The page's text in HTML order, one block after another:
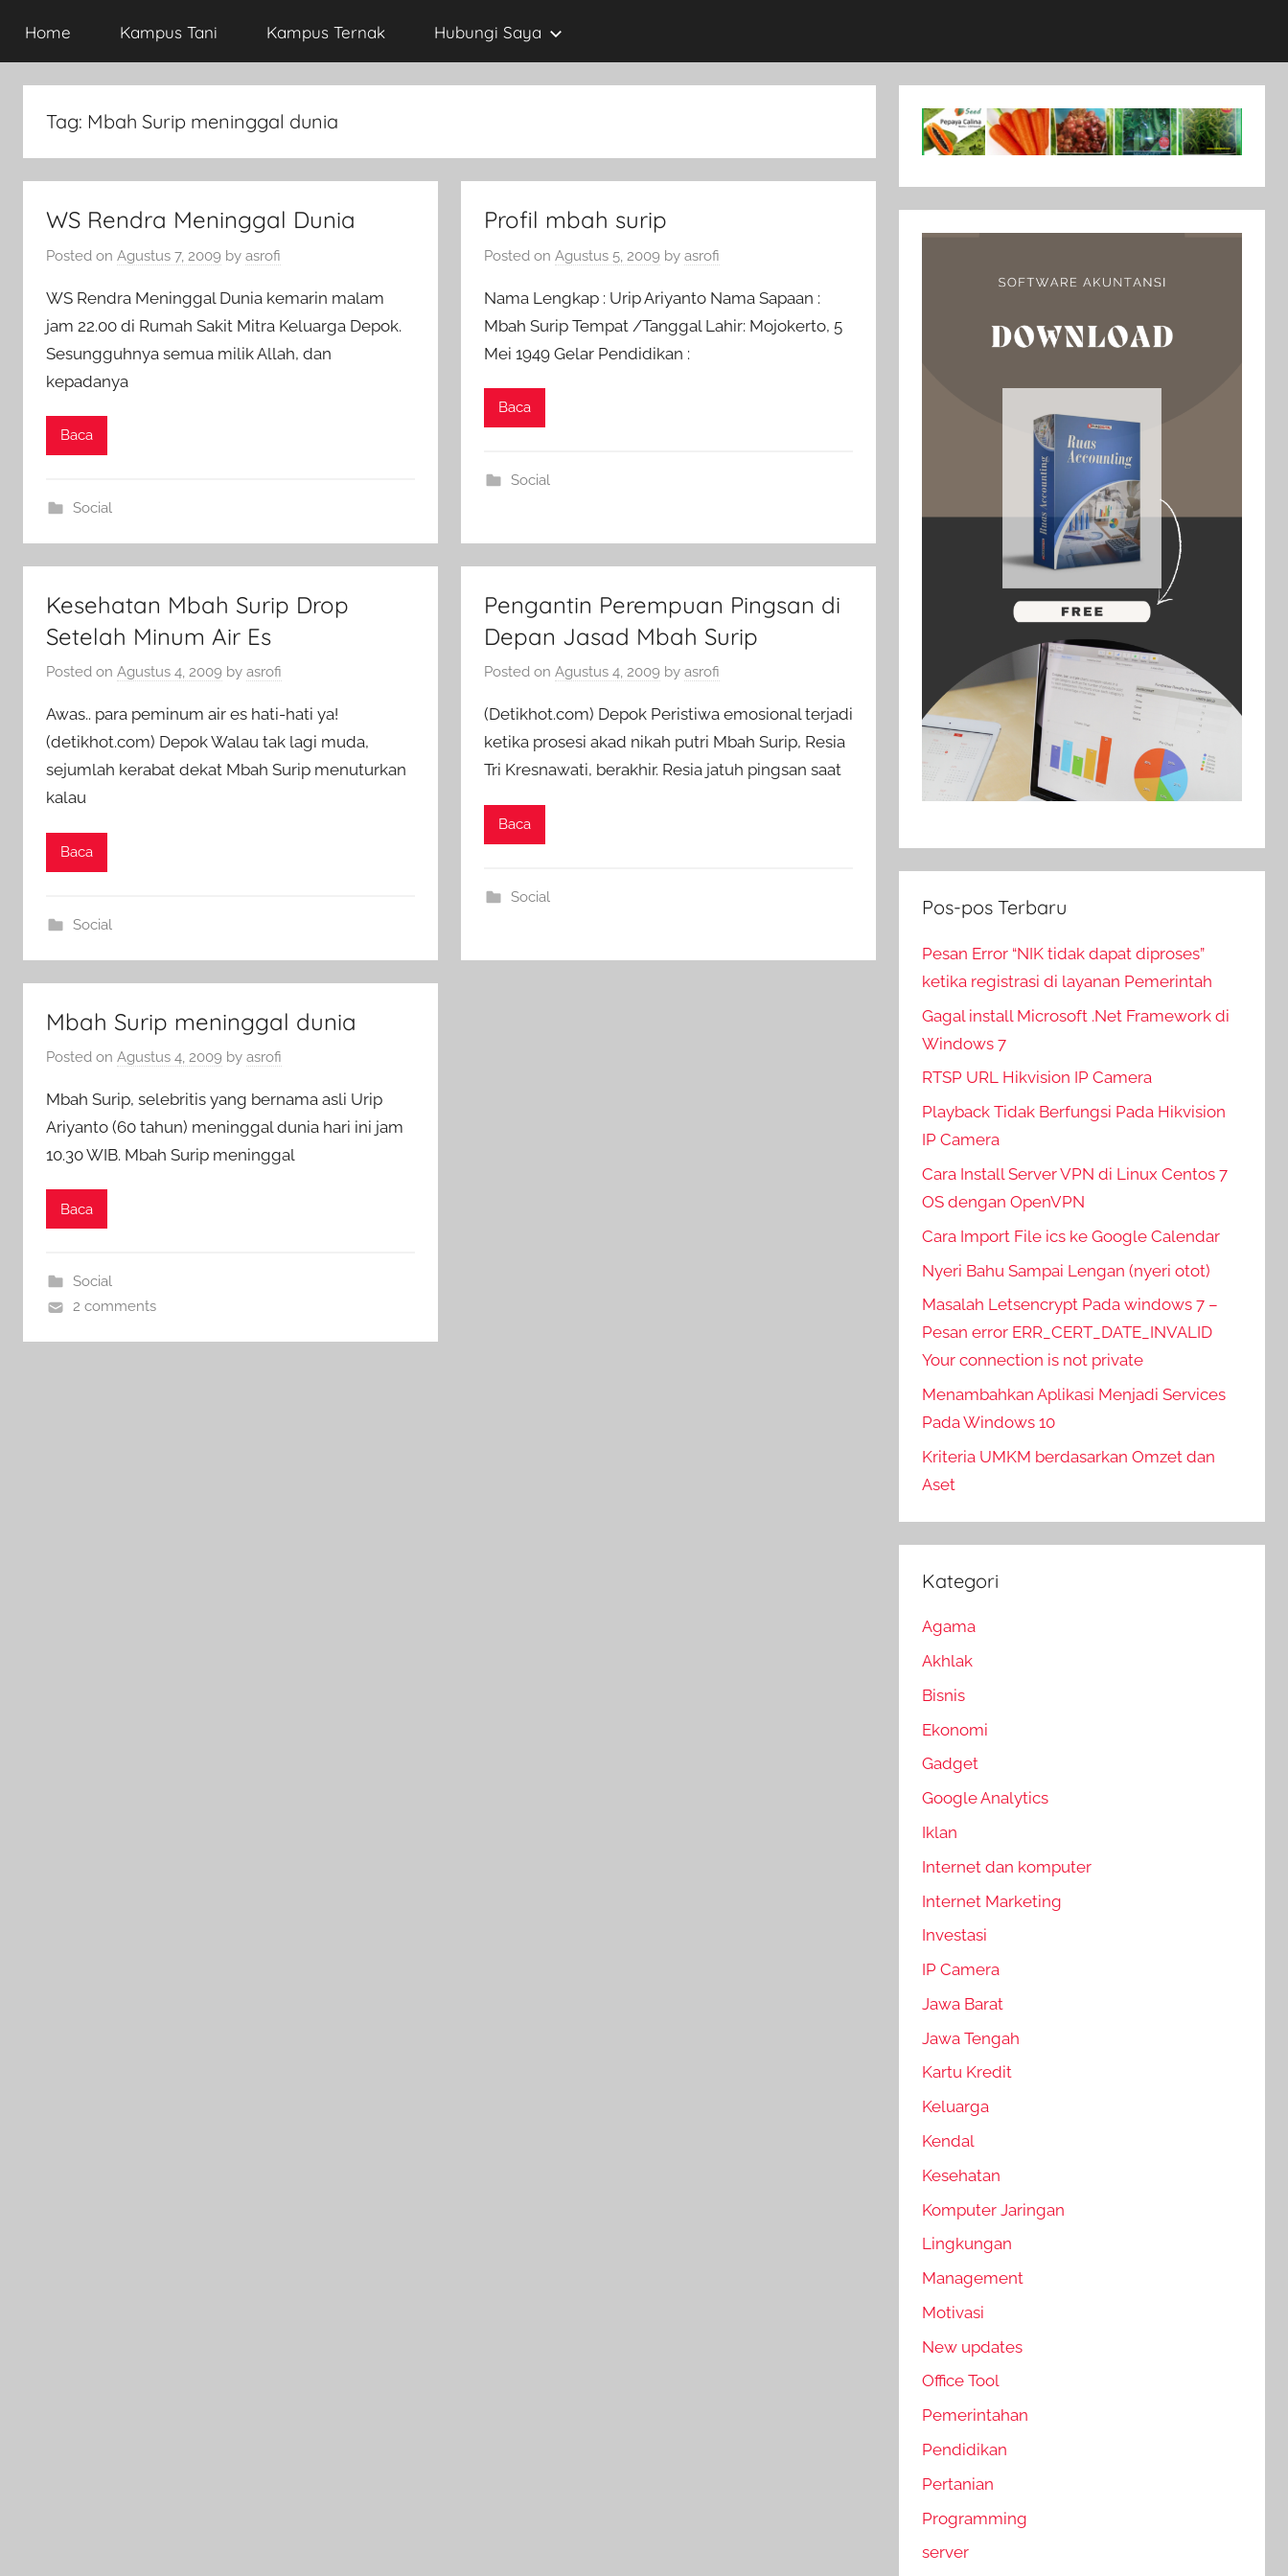
Home Kampus Tani Kampus Ternak Hubungi Saya
Tag: Mbah Surip meninggal dunia
WS Rendra Meninggal Dunia
Posted on Agustus 7, 2009 by asrofi
WS Rendra Meninggal Dunia kemarin malam
jam 22.00 di Rumah Sakit Mitra Keluarga Depok.
Sesungguhnya semua milik Allah, dan
kepadanya
Baca
Social
Profil mbah surip
Posted onAgustus 5, 2009 byasrofi
Nama Lengkap : Urip Ariyanto Nama Sapaan :
Mbah Surip Tempat /Tanggal Lahir: Mojokerto, 5
Mei 1949 Gelar Pendidikan :
Baca
Social
Kesehatan Mbah Surip Drop
Setelah Minum Air Es
Posted on Agustus 4, 2009 by asrofi
Awas.. para peminum air es hati-hati ya!
(detikhot.com) Depok Walau tak lagi muda,
sejumlah kerabat dekat Mbah Surip menuturkan
kalau
Baca
Social
Pengantin Perempuan Pingsan di
Depan Jasad Mbah Surip
Posted onAgustus 4, 2009 byasrofi
(Detikhot.com) Depok Peristiwa emosional terjadi
ketika prosesi akad nikah putri Mbah Surip, Resia
Tri Kresnawati, berakhir. Resia jatuh pingsan saat
Baca
Social
Mbah Surip meninggal dunia
Posted on Agustus 4, 2009 by asrofi
Mbah Surip, selebritis yang bernama asli Urip
Ariyanto (60 tahun) meninggal dunia hari ini jam
10.30 WIB. Mbah Surip meninggal
Baca
Social
2 comments
Pos-pos Terbaru
Pesan Error “NIK tidak dapat diproses”
ketika registrasi di layanan Pemerintah
Gagal install Microsoft .Net Framework di
Windows 7
RTSP URL Hikvision IP Camera
Playback Tidak Berfungsi Pada Hikvision
IP Camera
Cara Install Server VPN di Linux Centos 7
OS dengan OpenVPN
Cara Import File ics ke Google Calendar
Nyeri Bahu Sampai Lengan (nyeri otot)
Masalah Letsencrypt Pada windows 7 –
Pesan error ERR_CERT_DATE_INVALID
Your connection is not private
Menambahkan Aplikasi Menjadi Services
Pada Windows 10
Kriteria UMKM berdasarkan Omzet dan
Aset
Kategori
Agama
Akhlak
Bisnis
Ekonomi
Gadget
Google Analytics
Iklan
Internet dan komputer
Internet Marketing
Investasi
IP Camera
Jawa Barat
Jawa Tengah
Kartu Kredit
Keluarga
Kendal
Kesehatan
Komputer Jaringan
Lingkungan
Management
Motivasi
New updates
Office Tool
Pemerintahan
Pendidikan
Pertanian
Programming
server